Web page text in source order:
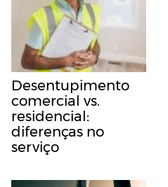
Desentupimento
comercial vs.
residencial:
diferenças no
serviço